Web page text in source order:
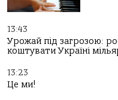
13:43
Урожай під загрозою:
коштувати Україні
13:23
Це ми!